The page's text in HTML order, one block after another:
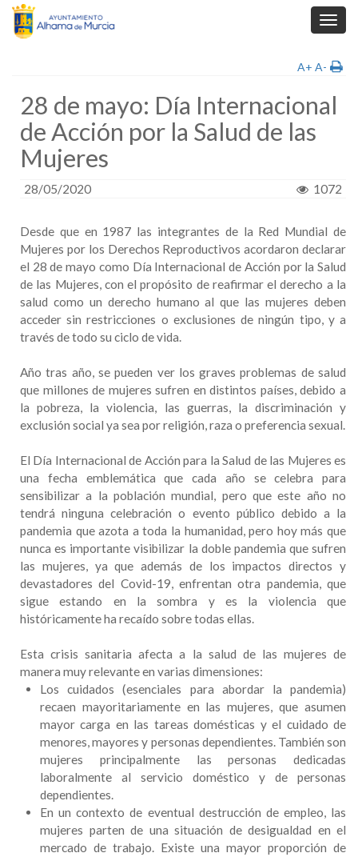
A+ A-
28 de mayo: Día Internacional
de Acción por la Salud de las
Mujeres
28/05/2020 1072
Desde que en 1987 las integrantes de la Red Mundial de
Mujeres por los Derechos Reproductivos acordaron declarar
el 28 de mayo como Día Internacional de Acción por la Salud
de las Mujeres, con el propósito de reafirmar el derecho a la
salud como un derecho humano al que las mujeres deben
acceder sin restricciones o exclusiones de ningún tipo, y a
través de todo su ciclo de vida.
Año tras año, se pueden ver los graves problemas de salud
que millones de mujeres sufren en distintos países, debido a
la pobreza, la violencia, las guerras, la discriminación y
exclusión social ya sea por religión, raza o preferencia sexual.
El Día Internacional de Acción para la Salud de las Mujeres es
una fecha emblemática que cada año se celebra para
sensibilizar a la población mundial, pero que este año no
tendrá ninguna celebración o evento público debido a la
pandemia que azota a toda la humanidad, pero hoy más que
nunca es importante visibilizar la doble pandemia que sufren
las mujeres, ya que además de los impactos directos y
devastadores del Covid-19, enfrentan otra pandemia, que
sigue estando en la sombra y es la violencia que
históricamente ha recaído sobre todas ellas.
Esta crisis sanitaria afecta a la salud de las mujeres de
manera muy relevante en varias dimensiones:
Los cuidados (esenciales para abordar la pandemia)
recaen mayoritariamente en las mujeres, que asumen
mayor carga en las tareas domésticas y el cuidado de
menores, mayores y personas dependientes. También son
mujeres principalmente las personas dedicadas
laboralmente al servicio doméstico y de personas
dependientes.
En un contexto de eventual destrucción de empleo, las
mujeres parten de una situación de desigualdad en el
mercado de trabajo. Existe una mayor proporción de